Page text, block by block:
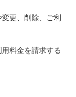
更、削除、ご利
料金を請求する